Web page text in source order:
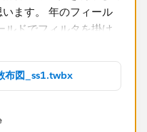
布図_ss1.twbx